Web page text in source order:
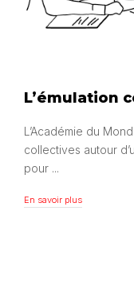
L’émulation
L’Académie du
collectives autour
pour ...
En savoir plus